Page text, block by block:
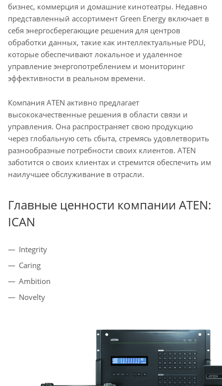
бизнес, коммерция и домашние кинотеатры. Недавно
представленный ассортимент Green Energy включает в
себя энергосберегающие решения для центров
обработки данных, такие как интеллектуальные PDU,
которые обеспечивают локальное и удаленное
управление энергопотреблением и мониторинг
эффективности в реальном времени.
Компания ATEN активно предлагает
высококачественные решения в области связи и
управления. Она распространяет свою продукцию
через глобальную сеть сбыта, стремясь удовлетворить
разнообразные потребности своих клиентов. ATEN
заботится о своих клиентах и стремится обеспечить им
наилучшее обслуживание в отрасли.
Главные ценности компании ATEN:
ICAN
Integrity
Caring
Ambition
Novelty